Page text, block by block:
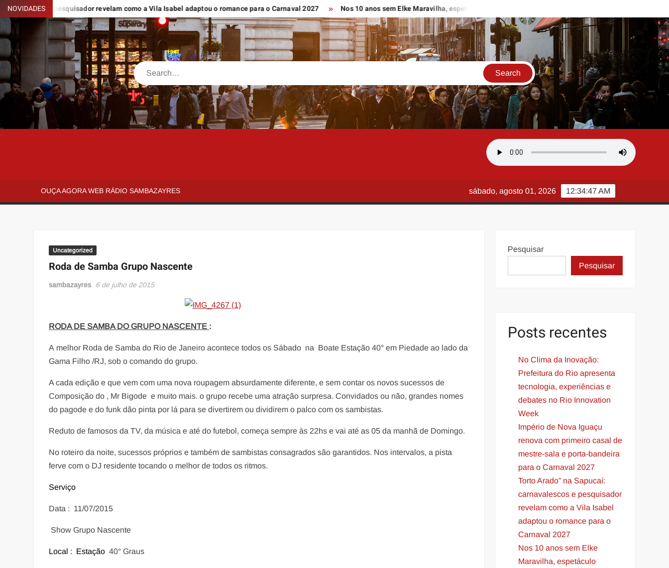
Skip
to
content
NOVIDADES
e pesquisador revelam como a Vila Isabel adaptou o romance para o Carnaval 2027 Nos 10 anos sem Elke Maravilha, espetáculo inspirado em sua trajetória estreia no Rio de Janeiro em agosto
Search
OUÇA AGORA WEB RÁDIO SAMBAZAYRES 12:34:48 AM
sábado, agosto 01, 2026
Uncategorized
Roda de Samba Grupo Nascente
sambazayres 6 de julho de 2015
RODA DE SAMBA DO GRUPO NASCENTE :
A melhor Roda de Samba do Rio de Janeiro acontece todos os Sábado na Boate Estação 40° em Piedade ao lado da
Gama Filho /RJ, sob o comando do grupo.
A cada edição e que vem com uma nova roupagem absurdamente diferente, e sem contar os novos sucessos de
Composição do , Mr Bigode e muito mais. o grupo recebe uma atração surpresa. Convidados ou não, grandes nomes
do pagode e do funk dão pinta por lá para se divertirem ou dividirem o palco com os sambistas.
Reduto de famosos da TV, da música e até do futebol, começa sempre às 22hs e vai até as 05 da manhã de Domingo.
No roteiro da noite, sucessos próprios e também de sambistas consagrados são garantidos. Nos intervalos, a pista
ferve com o DJ residente tocando o melhor de todos os ritmos.
Serviço
Data : 11/07/2015
Show Grupo Nascente
Local : Estação 40° Graus
Pesquisar
Pesquisar
Posts recentes
No Clima da Inovação:
Prefeitura do Rio apresenta
tecnologia, experiências e
debates no Rio Innovation
Week
Império de Nova Iguaçu
renova com primeiro casal de
mestre-sala e porta-bandeira
para o Carnaval 2027
Torto Arado” na Sapucaí:
carnavalescos e pesquisador
revelam como a Vila Isabel
adaptou o romance para o
Carnaval 2027
Nos 10 anos sem Elke
Maravilha, espetáculo